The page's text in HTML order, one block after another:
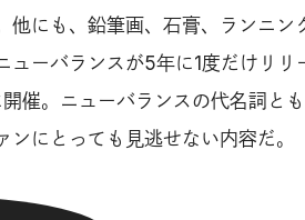
他にも、鉛筆画、石膏、ランニン
ーバランスが5年に1度だけリリ
催。ニューバランスの代名詞と
にとっても見逃せない内容だ。